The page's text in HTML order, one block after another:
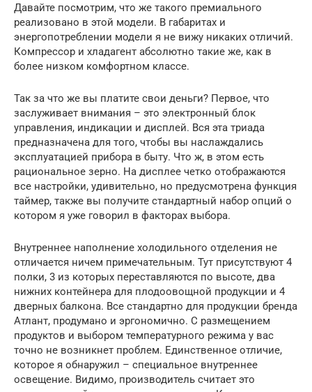
Давайте посмотрим, что же такого премиального
реализовано в этой модели. В габаритах и
энергопотреблении модели я не вижу никаких отличий.
Компрессор и хладагент абсолютно такие же, как в
более низком комфортном классе.
Так за что же вы платите свои деньги? Первое, что
заслуживает внимания – это электронный блок
управления, индикации и дисплей. Вся эта триада
предназначена для того, чтобы вы наслаждались
эксплуатацией прибора в быту. Что ж, в этом есть
рациональное зерно. На дисплее четко отображаются
все настройки, удивительно, но предусмотрена функция
таймер, также вы получите стандартный набор опций о
котором я уже говорил в факторах выбора.
Внутреннее наполнение холодильного отделения не
отличается ничем примечательным. Тут присутствуют 4
полки, 3 из которых переставляются по высоте, два
нижних контейнера для плодоовощной продукции и 4
дверных балкона. Все стандартно для продукции бренда
Атлант, продумано и эргономично. С размещением
продуктов и выбором температурного режима у вас
точно не возникнет проблем. Единственное отличие,
которое я обнаружил – специальное внутреннее
освещение. Видимо, производитель считает это